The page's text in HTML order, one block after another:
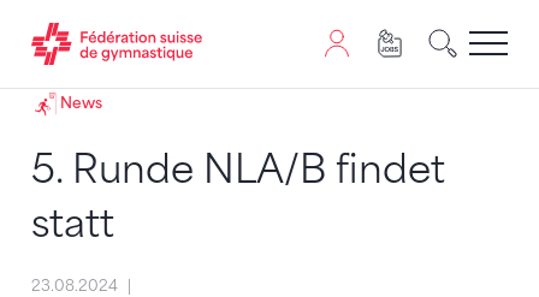
Passer au contenu
Naviguer vers le plan du siten
JavaScript est nécessaire pour naviguer sur ce site.
News
5. Runde NLA/B findet
statt
23.08.2024